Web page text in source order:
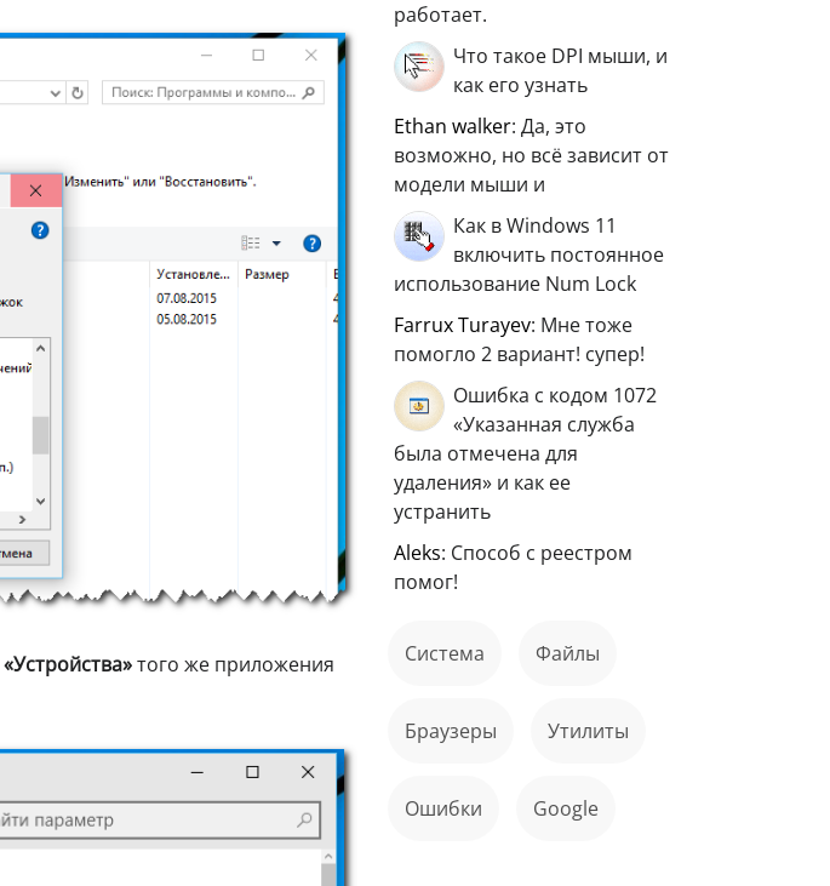
«Устройства»того же приложения
работает.
Что такое DPI мыши, и
как его узнать
ethan walker: Да, это
возможно, но всё зависит от
модели мыши и
Как в Windows 11
включить постоянное
использование Num Lock
Farrux Turayev: Мне тоже
помогло 2 вариант! супер!
Ошибка с кодом 1072
«Указанная служба
была отмечена для
удаления» и как ее
устранить
aleks: Способ с реестром
помог!
Система файлы
Браузеры Утилиты
ошибки Google